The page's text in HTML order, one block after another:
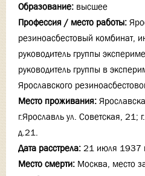
Образование: высшее
Профессия / место работы:
резиноасбестовый комбинат,
руководитель группы
руководитель группы в
Ярославского
Место проживания:
г.Ярославль ул. Советская, 21;
д.21.
Дата расстрела: 21 июля 1937
Место смерти: Москва, место